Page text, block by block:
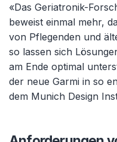
«Das Geriatronik-
beweist einmal mehr,
von Pflegenden und
so lassen sich
am Ende optimal
der neue Garmi in so
dem Munich Design